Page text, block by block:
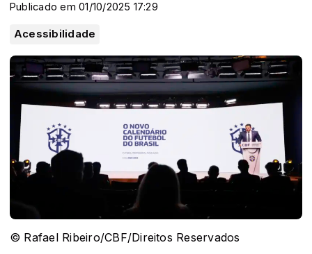
Publicado em 01/10/2025 17:29
Acessibilidade
© Rafael Ribeiro/CBF/Direitos Reservados